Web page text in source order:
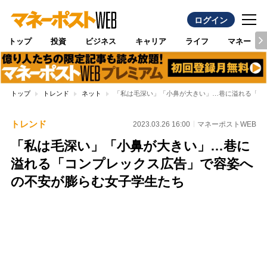
ログイン
トップ 投資 ビジネス キャリア ライフ マネー
トップ トレンド ネット 「私は毛深い」「小鼻が大きい」…巷に溢れる「
トレンド 2023.03.26 16:00 マネーポストWEB
「私は毛深い」「小鼻が大きい」…巷に
溢れる「コンプレックス広告」で容姿へ
の不安が膨らむ女子学生たち